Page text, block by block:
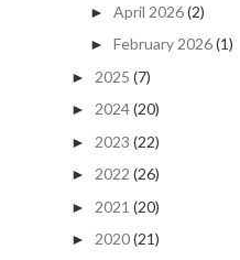
► April 2026(2)
► February 2026(1)
► 2025 (7)
► 2024(20)
► 2023 (22)
► 2022 (26)
► 2021 (20)
► 2020(21)